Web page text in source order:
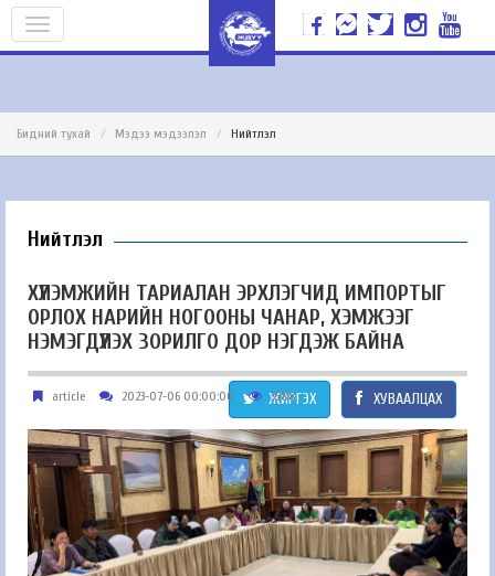
Бидний тухай Мэдээ мэдээлэл Нийтлэл
Нийтлэл
ХҮЛЭМЖИЙН ТАРИАЛАН ЭРХЛЭГЧИД ИМПОРТЫГ
ОРЛОХ НАРИЙН НОГООНЫ ЧАНАР, ХЭМЖЭЭГ
НЭМЭГДҮҮЛЭХ ЗОРИЛГО ДОР НЭГДЭЖ БАЙНА
article 2023-07-06 00:00:00 3588 ХУВААЛЦАХ
ЖИРГЭХ